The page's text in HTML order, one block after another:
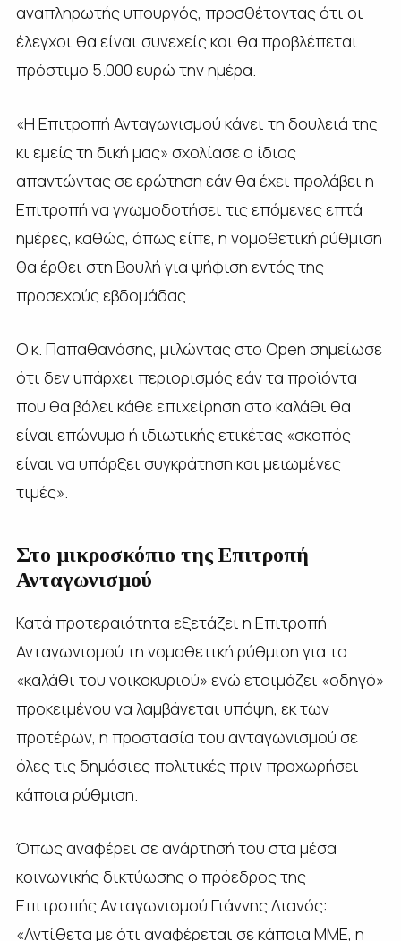
αναπληρωτής υπουργός, προσθέτοντας ότι οι
έλεγχοι θα είναι συνεχείς και θα προβλέπεται
πρόστιμο 5.000 ευρώ την ημέρα.
«Η Επιτροπή Ανταγωνισμού κάνει τη δουλειά της
κι εμείς τη δική μας» σχολίασε ο ίδιος
απαντώντας σε ερώτηση εάν θα έχει προλάβει η
Επιτροπή να γνωμοδοτήσει τις επόμενες επτά
ημέρες, καθώς, όπως είπε, η νομοθετική ρύθμιση
θα έρθει στη Βουλή για ψήφιση εντός της
προσεχούς εβδομάδας.
Ο κ. Παπαθανάσης, μιλώντας στο Open σημείωσε
ότι δεν υπάρχει περιορισμός εάν τα προϊόντα
που θα βάλει κάθε επιχείρηση στο καλάθι θα
είναι επώνυμα ή ιδιωτικής ετικέτας «σκοπός
είναι να υπάρξει συγκράτηση και μειωμένες
τιμές».
Στο μικροσκόπιο της Επιτροπή
Ανταγωνισμού
Κατά προτεραιότητα εξετάζει η Επιτροπή
Ανταγωνισμού τη νομοθετική ρύθμιση για το
«καλάθι του νοικοκυριού» ενώ ετοιμάζει «οδηγό»
προκειμένου να λαμβάνεται υπόψη, εκ των
προτέρων, η προστασία του ανταγωνισμού σε
όλες τις δημόσιες πολιτικές πριν προχωρήσει
κάποια ρύθμιση.
Όπως αναφέρει σε ανάρτησή του στα μέσα
κοινωνικής δικτύωσης ο πρόεδρος της
Επιτροπής Ανταγωνισμού Γιάννης Λιανός:
«Αντίθετα με ότι αναφέρεται σε κάποια ΜΜΕ, η